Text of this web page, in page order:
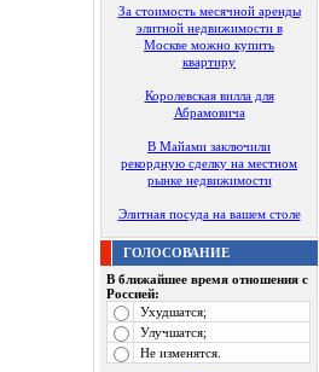
За стоимость месячной аренды
элитной недвижимости в
Москве можно купить
квартиру
Королевская вилла для
Абрамовича
В Майами заключили
рекордную сделку на местном
рынке недвижимости
Элитная посуда на вашем столе
ГОЛОСОВАНИЕ
В ближайшее время отношения с
Россией:
Ухудшатся;
Улучшатся;
Не изменятся.